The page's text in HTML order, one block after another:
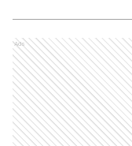
Ads